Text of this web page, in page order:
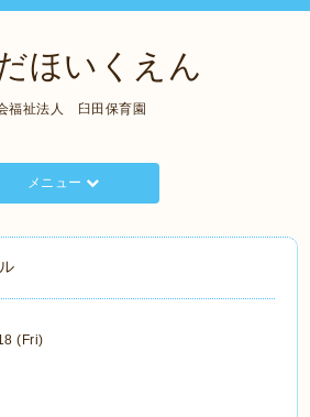
ほいくえん
福祉法人 臼田保育園
メニュー
(Fri)